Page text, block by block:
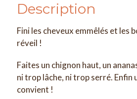
Description
Fini les cheveux emmêlés et les
réveil !
Faites un chignon haut, un
ni trop lâche, ni trop serré. Enfin
convient !